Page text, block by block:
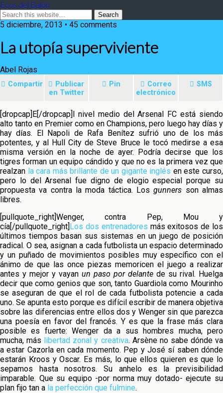
Ecos del Balón
5 diciembre, 2013 • 45 comments
La utopía superviviente
Abel Rojas
Compartir
Publicar
en Twitter
Pin
Correo
electrónico
SMS
[dropcap]E[/dropcap]l nivel medio del Arsenal FC está siendo
alto tanto en Premier como en Champions, pero luego hay días y
hay días. El Napoli de Rafa Benítez sufrió uno de los más
potentes, y al Hull City de Steve Bruce le tocó medirse a esa
misma versión en la noche de ayer. Podría decirse que los
tigres forman un equipo cándido y que no es la primera vez que
realzan la cara más brillante de un gigante inglés en este curso,
pero lo del Arsenal fue digno de elogio especial porque su
propuesta va contra la moda táctica. Losgunners son almas
libres.
[pullquote_right]Wenger, contra Pep, Mou y
cía[/pullquote_right]Los dos entrenadores más exitosos de los
últimos tiempos basan sus sistemas en un juego de posición
radical. O sea, asignan a cada futbolista un espacio determinado
y un puñado de movimientos posibles muy específico con el
ánimo de que las once piezas memoricen el juego a realizar
antes y mejor y vayan un paso por delante de su rival. Huelga
decir que como genios que son, tanto Guardiola como Mourinho
se aseguran de que el rol de cada futbolista potencie a cada
uno. Se apunta esto porque es difícil escribir de manera objetiva
sobre las diferencias entre ellos dos y Wenger sin que parezca
una poesía en favor del francés. Y es que la frase más clara
posible es fuerte: Wenger da a sus hombres mucha, pero
mucha, más libertad zonal y creativa. Arsène no sabe dónde va
a estar Cazorla en cada momento. Pep y José sí saben dónde
estarán Kroos y Oscar. Es más, lo que ellos quieren es que lo
sepamos hasta nosotros. Su anhelo es la previsibilidad
imparable. Que su equipo -por norma muy dotado- ejecute su
plan fijo tan a la perfección que fulmine.